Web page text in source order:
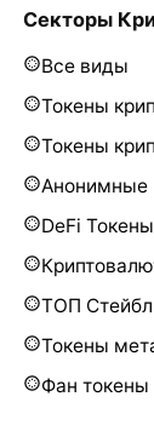
Секторы
Все виды
Токены
Токены
Анонимные
DeFi Токены
ТОП
Токены
Фан токены